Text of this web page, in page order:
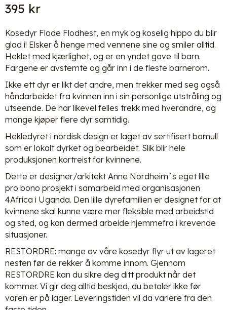
395 kr
Kosedyr Flode Flodhest, en myk og koselig hippo du blir
glad i! Elsker å henge med vennene sine og smiler alltid.
Heklet med kjærlighet, og er en yndet gave til barn.
Fargene er avstemte og går inn i de fleste barnerom.
Ikke ett dyr er likt det andre, men trekker med seg også
håndarbeidet fra kvinnen inn i sin personlige utstråling og
utseende. De har likevel felles trekk med hverandre, og
mange kjøper flere dyr samtidig.
Hekledyret i nordisk design er laget av sertifisert bomull
som er lokalt dyrket og bearbeidet. Slik blir hele
produksjonen kortreist for kvinnene.
Dette er designer/arkitekt Anne Nordheim´s eget lille
pro bono prosjekt i samarbeid med organisasjonen
4Africa i Uganda. Den lille dyrefamilien er designet for at
kvinnene skal kunne være mer fleksible med arbeidstid
og sted, og kan dermed arbeide hjemmefra i krevende
situasjoner.
RESTORDRE: mange av våre kosedyr flyr ut av lageret
nesten før de rekker å komme innom. Gjennom
RESTORDRE kan du sikre deg ditt produkt når det
kommer. Vi gir deg alltid beskjed, du betaler ikke før
varen er på lager. Leveringstiden vil da variere fra den